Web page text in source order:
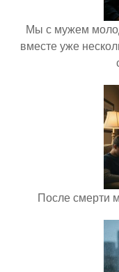
Мы с мужем
вместе уже
После смерти